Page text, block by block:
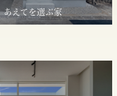
あえてを選ぶ家